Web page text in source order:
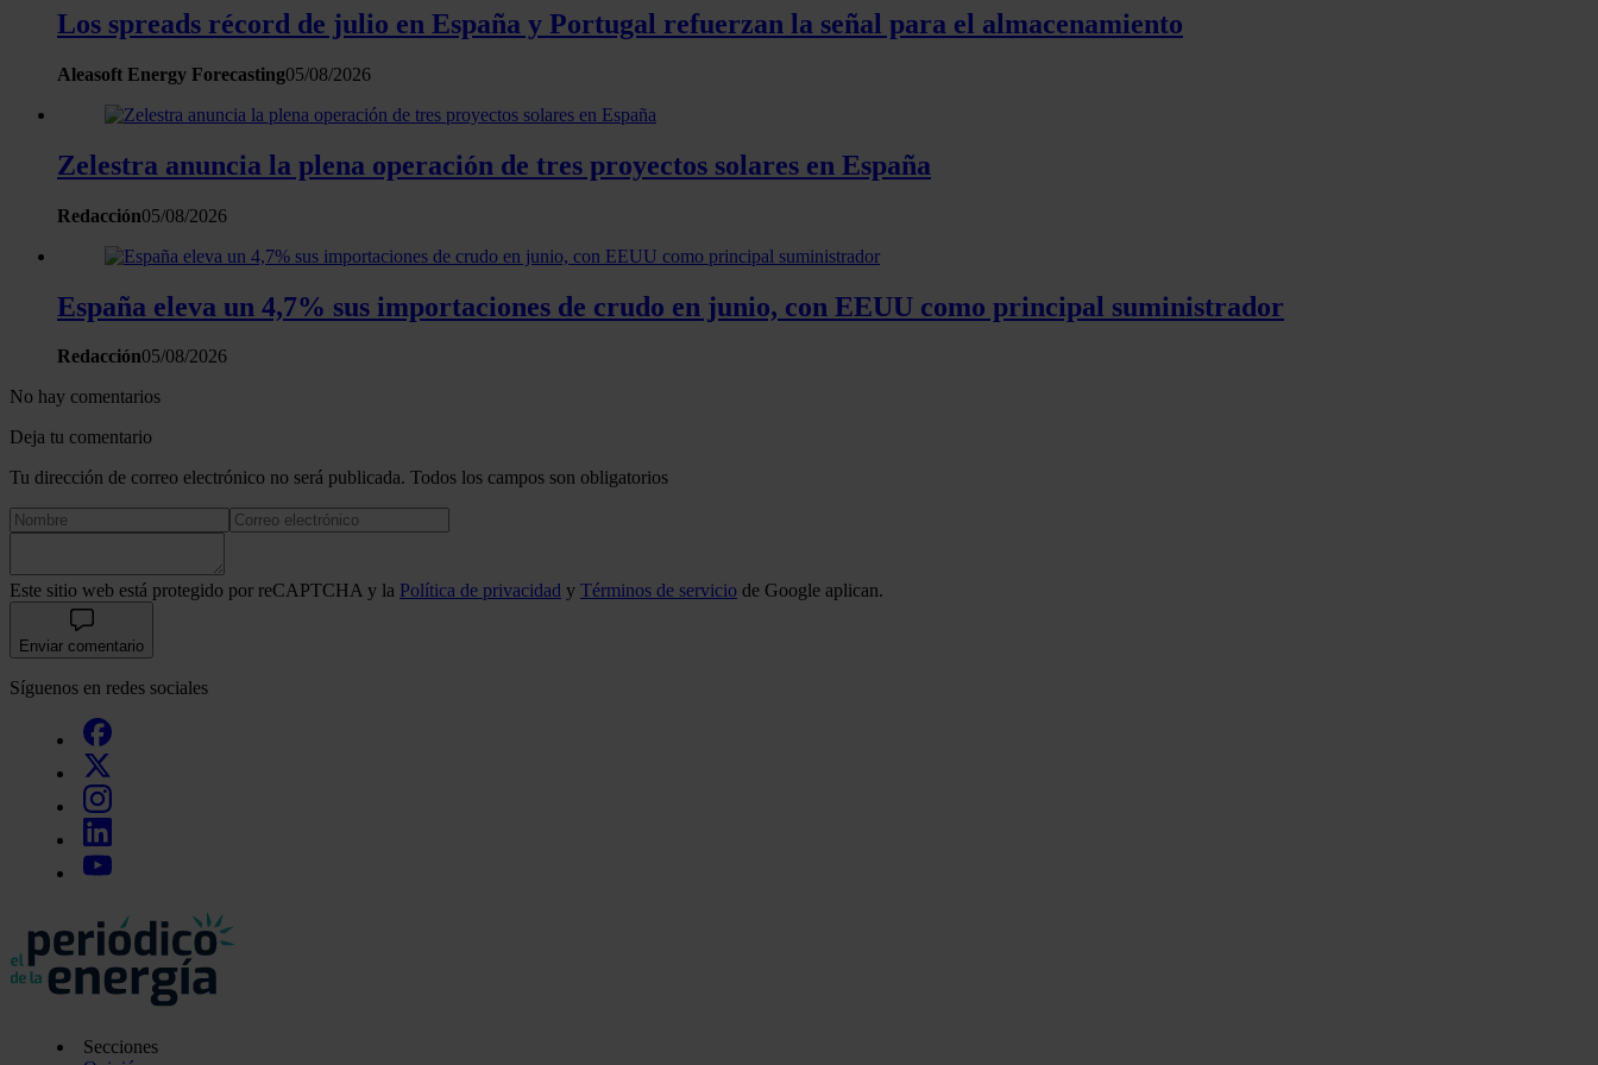
Los spreads récord de julio en España y Portugal refuerzan la señal para el almacenamiento
Aleasoft Energy Forecasting05/08/2026
Zelestra anuncia la plena operación de tres proyectos solares en España
Redacción05/08/2026
España eleva un 4,7% sus importaciones de crudo en junio, con EEUU como principal suministrador
Redacción05/08/2026
No hay comentarios
Deja tu comentario
Tu dirección de correo electrónico no será publicada. Todos los campos son obligatorios
Este sitio web está protegido por reCAPTCHA y la Política de privacidad y Términos de servicio de Google aplican.
Enviar comentario
Síguenos en redes sociales
Secciones